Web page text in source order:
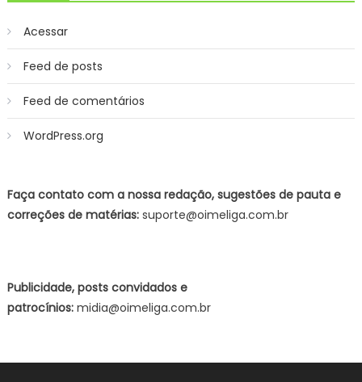
Acessar
Feed de posts
Feed de comentários
WordPress.org
Faça contato com a nossa redação, sugestões de pauta e
correções de matérias:suporte@oimeliga.com.br
Publicidade, posts convidados e
patrocínios:midia@oimeliga.com.br